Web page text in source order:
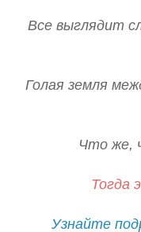
Все выглядит
Голая земля
Что же,
Тогда
Узнайте